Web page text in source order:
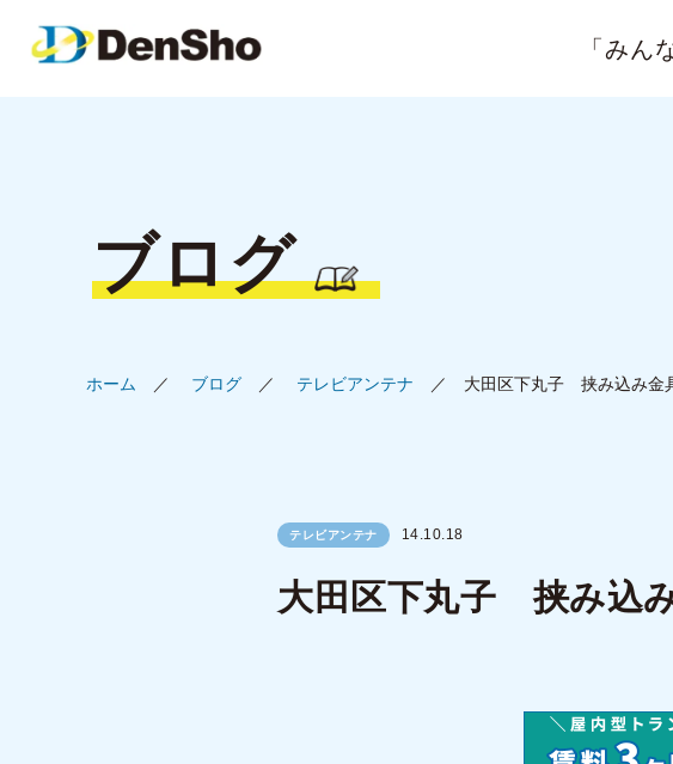
「みん
ブログ
ホーム ブログ テレビアンテナ 大田区下丸子 挟み込み金
テレビアンテナ 14.10.18
大田区下丸子 挟み込